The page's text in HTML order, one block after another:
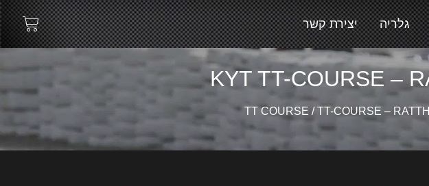
גלריה יצירת קשר
KYT TT-COURSE –
TT COURSE / TT-COURSE –